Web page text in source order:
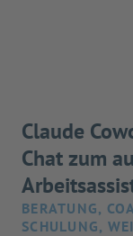
Claude
Chat zum
BERATUNG,
SCHULUNG,